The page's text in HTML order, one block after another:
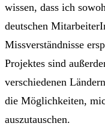
wissen, dass ich
deutschen
Missverständnisse
Projektes sind
verschiedenen
die Möglichkeiten,
auszutauschen.